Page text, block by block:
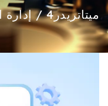
ميتاتريدر4 / إدارة المخاطر